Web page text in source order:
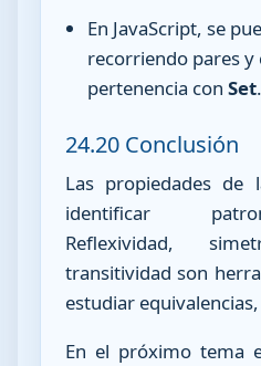
En JavaScript, se
recorriendo pares
pertenencia conSet.
24.20 Conclusión
Las propiedades de
identificar
Reflexividad,
transitividad son
estudiar
En el próximo tema